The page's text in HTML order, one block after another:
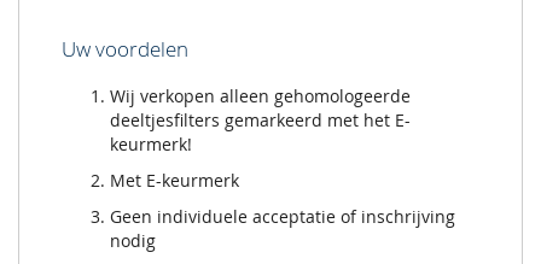
Uw voordelen
Wij verkopen alleen gehomologeerde
deeltjesfilters gemarkeerd met het E-
keurmerk!
Met E-keurmerk
Geen individuele acceptatie of inschrijving
nodig